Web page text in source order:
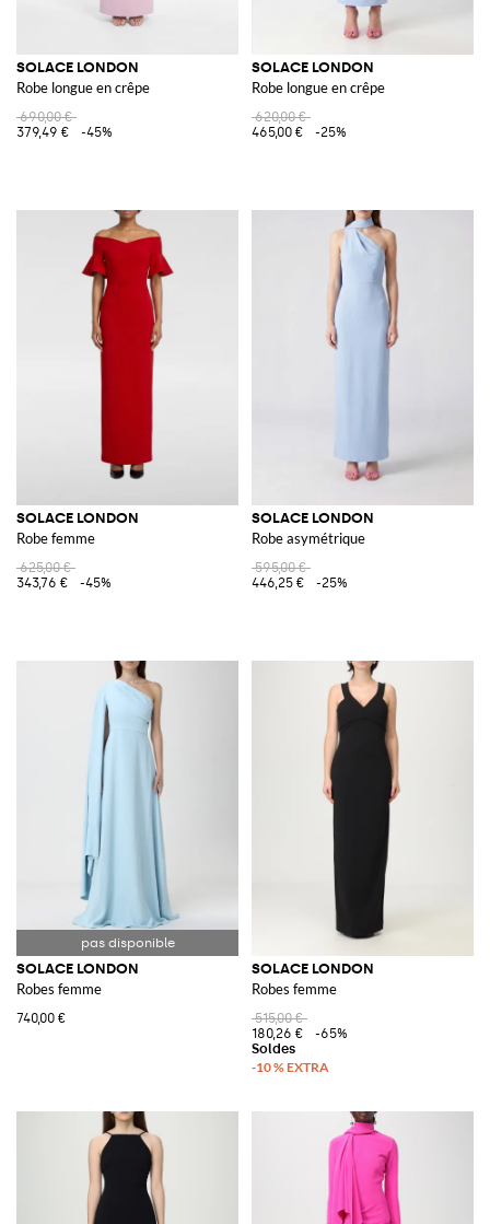
SOLACE LONDON
Robe longue en crêpe
690,00 €
379,49 €
-45%
SOLACE LONDON
Robe longue en crêpe
620,00 €
465,00 €
-25%
SOLACE LONDON
Robe femme
625,00 €
343,76 €
-45%
SOLACE LONDON
Robe asymétrique
595,00 €
446,25 €
-25%
SOLACE LONDON
Robes femme
740,00 €
SOLACE LONDON
Robes femme
515,00 €
180,26 €
-65%